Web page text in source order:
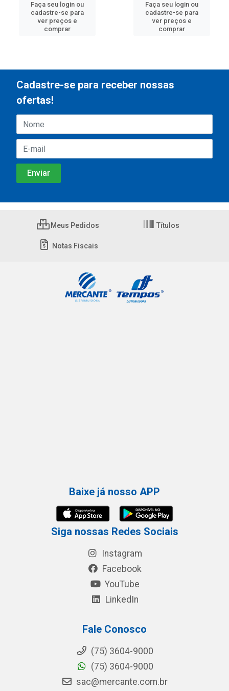
Faça seu login ou
cadastre-se para
ver preços e
comprar
Faça seu login ou
cadastre-se para
ver preços e
comprar
Cadastre-se para receber nossas
ofertas!
Meus Pedidos Títulos
Notas Fiscais
Baixe já nosso APP
Siga nossas Redes Sociais
Instagram
Facebook
YouTube
LinkedIn
Fale Conosco
(75) 3604-9000
(75) 3604-9000
sac@mercante.com.br